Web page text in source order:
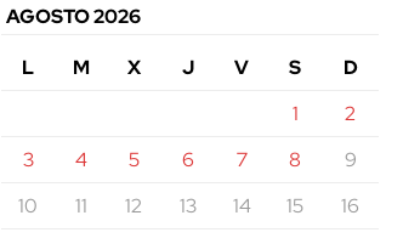
AGOSTO 2026
L
M X J V S
D
1
2
3
4 5 6 7 8
9
10
11 12 13 14 15
16